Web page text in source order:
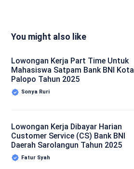
You might also like
Lowongan Kerja Part Time Untuk
Mahasiswa Satpam Bank BNI Kota
Palopo Tahun 2025
Sonya Ruri
Lowongan Kerja Dibayar Harian
Customer Service (CS) Bank BNI
Daerah Sarolangun Tahun 2025
Fatur Syah